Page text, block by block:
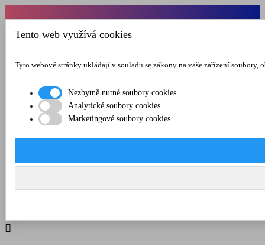
Od 1.7.-31.8.2026 budeme mít v pátek
zkrácenou provozní dobu do 12.00 hod. Přejeme
Registrovat  Přihlásit se
O nás
Kontakt
Menu  

Tento web využívá cookies
Tyto webové stránky ukládají v souladu se zákony na vaše zařízení
Nezbytně nutné soubory cookies
Analytické soubory cookies
Marketingové soubory cookies